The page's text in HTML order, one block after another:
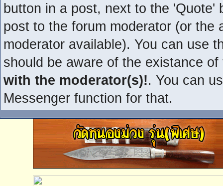
button in a post, next to the
post to the forum moderator (or
moderator available). You can use
should be aware of the existance
with the moderator(s)!. You can
Messenger function for that.